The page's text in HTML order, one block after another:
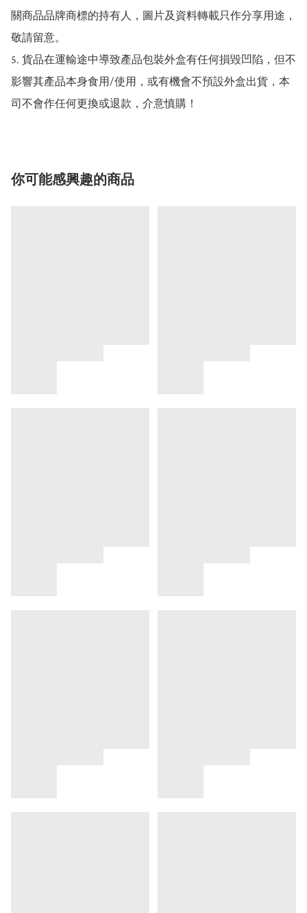
關商品品牌商標的持有人，圖片及資料轉載只作分享用途，
敬請留意。
5. 貨品在運輸途中導致產品包裝外盒有任何損毀凹陷，但不
影響其產品本身食用/使用，或有機會不預設外盒出貨，本
司不會作任何更換或退款，介意慎購！
你可能感興趣的商品